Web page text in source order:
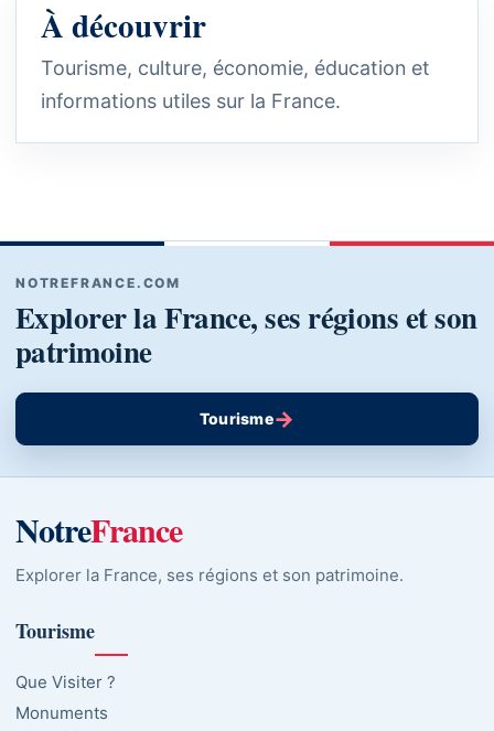
À découvrir
Tourisme, culture, économie, éducation et
informations utiles sur la France.
NOTREFRANCE.COM
Explorer la France, ses régions et son
patrimoine
Tourisme→
NotreFrance
Explorer la France, ses régions et son patrimoine.
Tourisme
Que Visiter ?
Monuments